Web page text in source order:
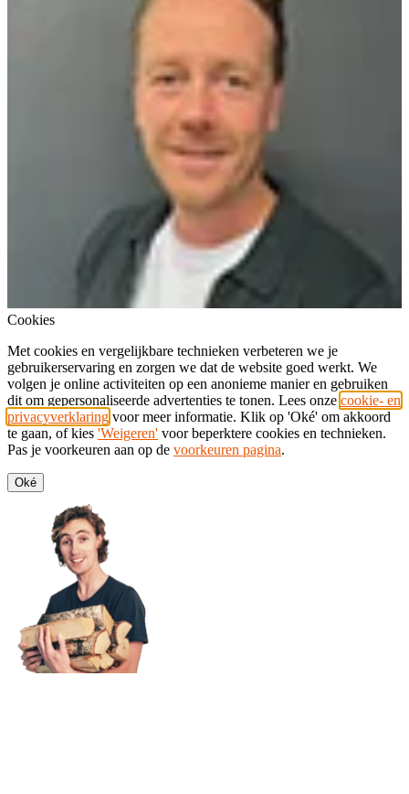
Cookies
Met cookies en vergelijkbare technieken verbeteren we je
gebruikerservaring en zorgen we dat de website goed werkt. We
volgen je online activiteiten op een anonieme manier en gebruiken
dit om gepersonaliseerde advertenties te tonen. Lees onze cookie- en
privacyverklaring voor meer informatie. Klik op 'Oké' om akkoord
te gaan, of kies 'Weigeren' voor beperktere cookies en technieken.
Pas je voorkeuren aan op de voorkeuren pagina.
Oké